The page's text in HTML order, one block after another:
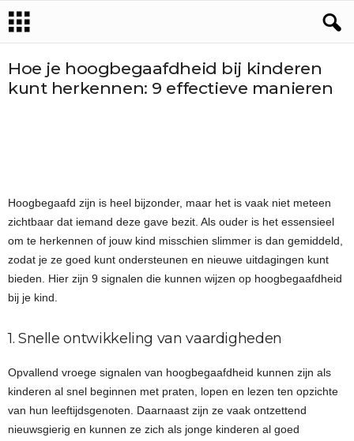
Hoe je hoogbegaafdheid bij kinderen
kunt herkennen: 9 effectieve manieren
Hoogbegaafd zijn is heel bijzonder, maar het is vaak niet meteen
zichtbaar dat iemand deze gave bezit. Als ouder is het essensieel
om te herkennen of jouw kind misschien slimmer is dan gemiddeld,
zodat je ze goed kunt ondersteunen en nieuwe uitdagingen kunt
bieden. Hier zijn 9 signalen die kunnen wijzen op hoogbegaafdheid
bij je kind.
1. Snelle ontwikkeling van vaardigheden
Opvallend vroege signalen van hoogbegaafdheid kunnen zijn als
kinderen al snel beginnen met praten, lopen en lezen ten opzichte
van hun leeftijdsgenoten. Daarnaast zijn ze vaak ontzettend
nieuwsgierig en kunnen ze zich als jonge kinderen al goed